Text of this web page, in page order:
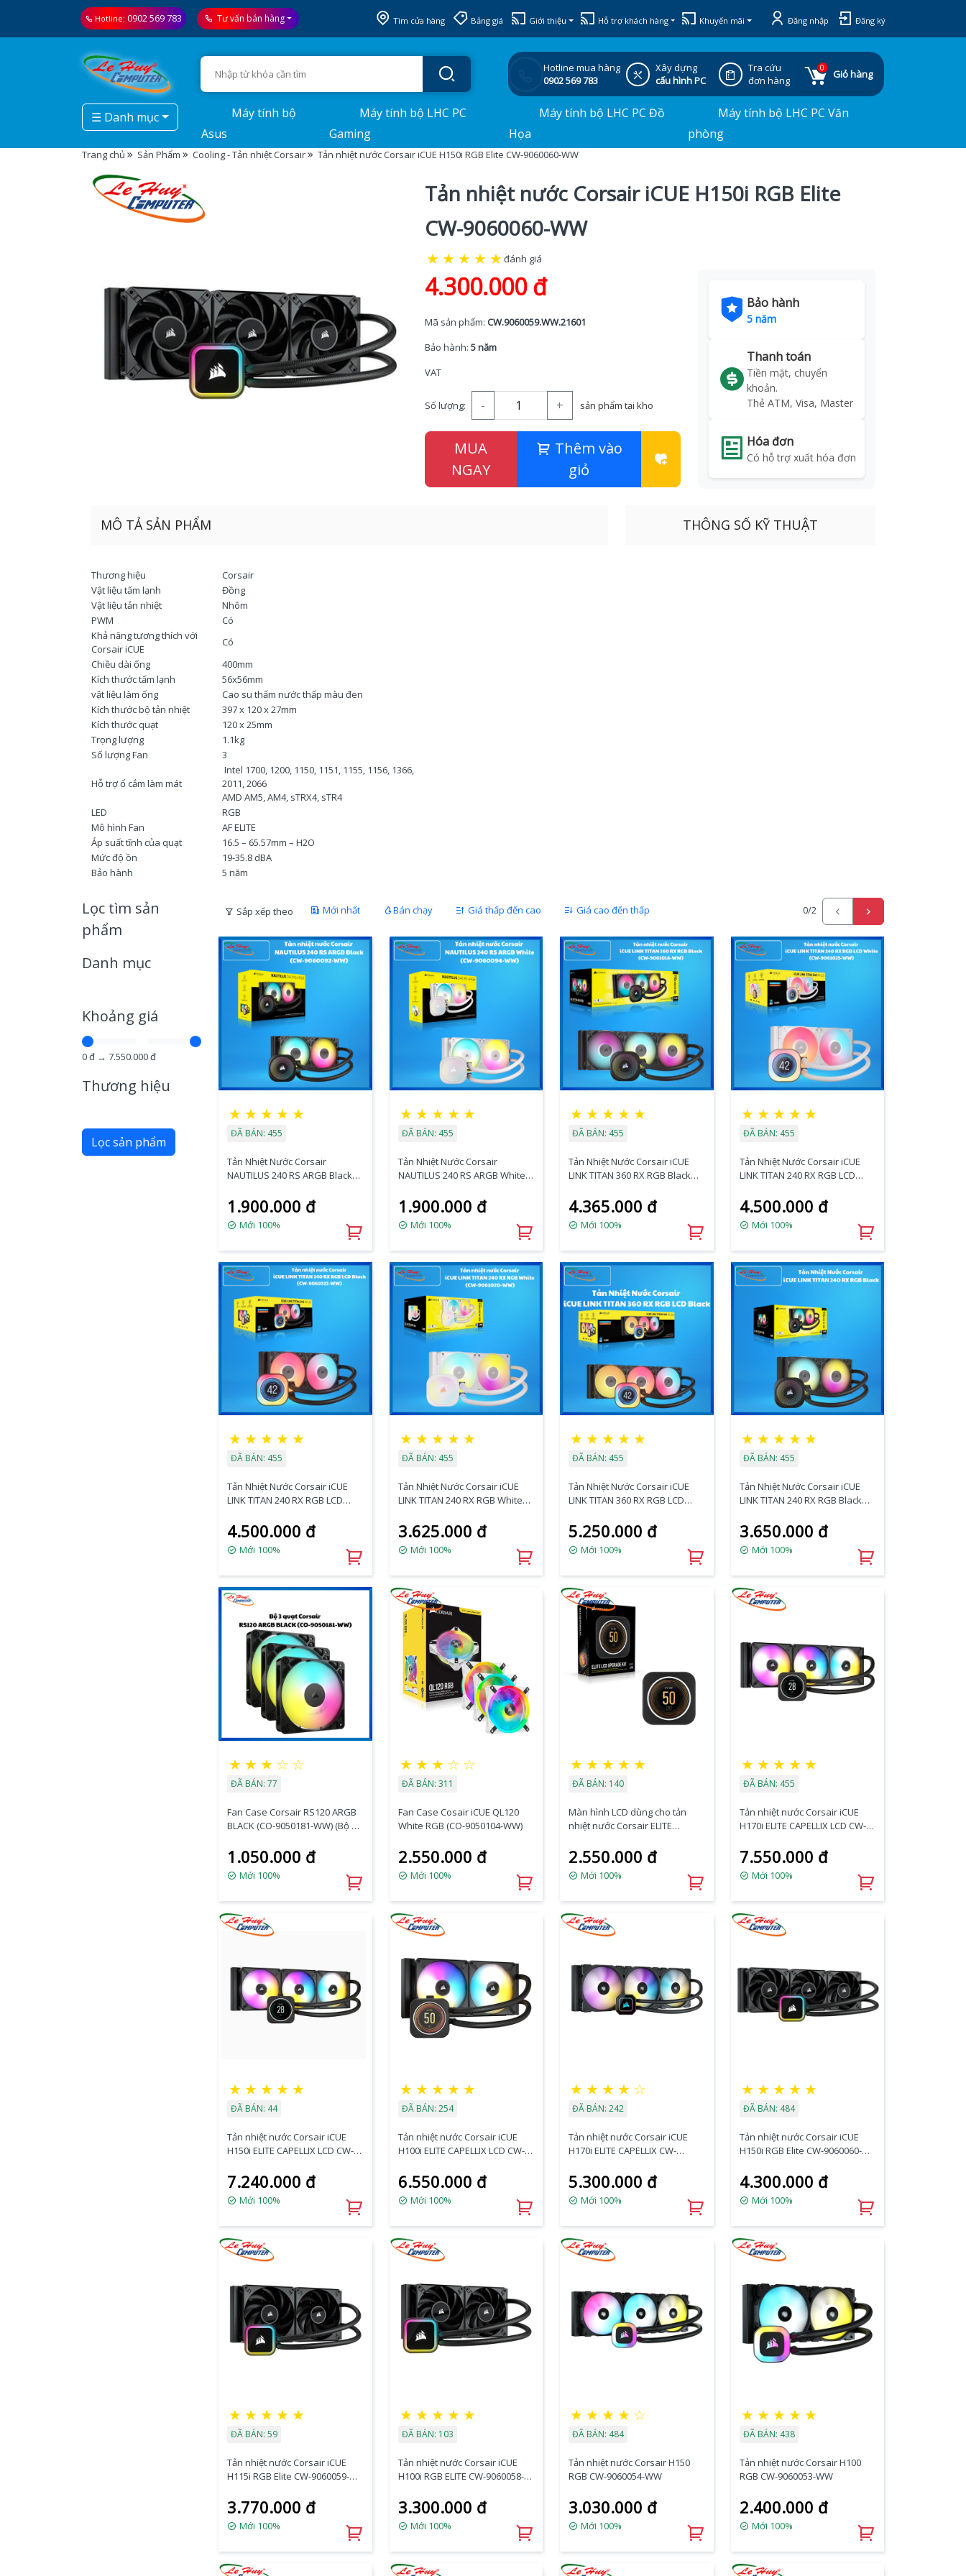
Hotline: 0902 569 783 Tư vấn bán hàng Tìm cửa hàng Bảng giá Giới thiệu Hỗ trợ khách hàng Khuyến mãi Đăng nhập Đăng ký
Hotline mua hàng
0902 569 783
Xây dựng
cấu hình PC
Tra cứu
đơn hàng
0
Giỏ hàng
☰ Danh mục
Máy tính bộ
Asus
Máy tính bộ LHC PC
Gaming
Máy tính bộ LHC PC Đồ
Họa
Máy tính bộ LHC PC Văn
phòng
Trang chủ Sản Phẩm Cooling - Tản nhiệt Corsair Tản nhiệt nước Corsair iCUE H150i RGB Elite CW-9060060-WW
Tản nhiệt nước Corsair iCUE H150i RGB Elite
CW-9060060-WW
★ ★ ★ ★ ★đánh giá
4.300.000 đ
Mã sản phẩm: CW.9060059.WW.21601
Bảo hành: 5 năm
VAT
Số lượng: - + sản phẩm tại kho
MUA
NGAY
Thêm vào
giỏ
Bảo hành
5 năm
Thanh toán
Tiền mặt, chuyển
khoản.
Thẻ ATM, Visa, Master
Hóa đơn
Có hỗ trợ xuất hóa đơn
MÔ TẢ SẢN PHẨM
Thương hiệu
Corsair
Vật liệu tấm lạnh
Đồng
Vật liệu tản nhiệt
Nhôm
PWM
Có
Khả năng tương thích với
Corsair iCUE
Có
Chiều dài ống
400mm
Kích thước tấm lạnh
56x56mm
vật liệu làm ống
Cao su thấm nước thấp màu đen
Kích thước bộ tản nhiệt
397 x 120 x 27mm
Kích thước quạt
120 x 25mm
Trọng lượng
1.1kg
Số lượng Fan
3
Hỗ trợ ổ cắm làm mát
Intel 1700, 1200, 1150, 1151, 1155, 1156, 1366,
2011, 2066
AMD AM5, AM4, sTRX4, sTR4
LED
RGB
Mô hình Fan
AF ELITE
Áp suất tĩnh của quạt
16.5 – 65.57mm – H2O
Mức độ ồn
19-35.8 dBA
Bảo hành
5 năm
THÔNG SỐ KỸ THUẬT
Lọc tìm sản
phẩm
Danh mục
Khoảng giá
0đ → 7.550.000đ
Thương hiệu
Lọc sản phẩm
Sắp xếp theo Mới nhất Bán chạy Giá thấp đến cao Giá cao đến thấp 0/2
★ ★ ★ ★ ★
ĐÃ BÁN: 455
Tản Nhiệt Nước Corsair
NAUTILUS 240 RS ARGB Black
1.900.000 đ
Mới 100%
★ ★ ★ ★ ★
ĐÃ BÁN: 455
Tản Nhiệt Nước Corsair
NAUTILUS 240 RS ARGB White
1.900.000 đ
Mới 100%
★ ★ ★ ★ ★
ĐÃ BÁN: 455
Tản Nhiệt Nước Corsair iCUE
LINK TITAN 360 RX RGB Black
4.365.000 đ
Mới 100%
★ ★ ★ ★ ★
ĐÃ BÁN: 455
Tản Nhiệt Nước Corsair iCUE
LINK TITAN 240 RX RGB LCD
4.500.000 đ
Mới 100%
★ ★ ★ ★ ★
ĐÃ BÁN: 455
Tản Nhiệt Nước Corsair iCUE
LINK TITAN 240 RX RGB LCD
4.500.000 đ
Mới 100%
★ ★ ★ ★ ★
ĐÃ BÁN: 455
Tản Nhiệt Nước Corsair iCUE
LINK TITAN 240 RX RGB White
3.625.000 đ
Mới 100%
★ ★ ★ ★ ★
ĐÃ BÁN: 455
Tản Nhiệt Nước Corsair iCUE
LINK TITAN 360 RX RGB LCD
5.250.000 đ
Mới 100%
★ ★ ★ ★ ★
ĐÃ BÁN: 455
Tản Nhiệt Nước Corsair iCUE
LINK TITAN 240 RX RGB Black
3.650.000 đ
Mới 100%
★ ★ ★ ☆ ☆
ĐÃ BÁN: 77
Fan Case Corsair RS120 ARGB
BLACK (CO-9050181-WW) (Bộ 3
1.050.000 đ
Mới 100%
★ ★ ★ ☆ ☆
ĐÃ BÁN: 311
Fan Case Cosair iCUE QL120
White RGB (CO-9050104-WW)
2.550.000 đ
Mới 100%
★ ★ ★ ★ ★
ĐÃ BÁN: 140
Màn hình LCD dùng cho tản
nhiệt nước Corsair ELITE
2.550.000 đ
Mới 100%
★ ★ ★ ★ ★
ĐÃ BÁN: 455
Tản nhiệt nước Corsair iCUE
H170i ELITE CAPELLIX LCD CW-
7.550.000 đ
Mới 100%
★ ★ ★ ★ ★
ĐÃ BÁN: 44
Tản nhiệt nước Corsair iCUE
H150i ELITE CAPELLIX LCD CW-
7.240.000 đ
Mới 100%
★ ★ ★ ★ ★
ĐÃ BÁN: 254
Tản nhiệt nước Corsair iCUE
H100i ELITE CAPELLIX LCD CW-
6.550.000 đ
Mới 100%
★ ★ ★ ★ ☆
ĐÃ BÁN: 242
Tản nhiệt nước Corsair iCUE
H170i ELITE CAPELLIX CW-
5.300.000 đ
Mới 100%
★ ★ ★ ★ ★
ĐÃ BÁN: 484
Tản nhiệt nước Corsair iCUE
H150i RGB Elite CW-9060060-
4.300.000 đ
Mới 100%
★ ★ ★ ★ ★
ĐÃ BÁN: 59
Tản nhiệt nước Corsair iCUE
H115i RGB Elite CW-9060059-
3.770.000 đ
Mới 100%
★ ★ ★ ★ ★
ĐÃ BÁN: 103
Tản nhiệt nước Corsair iCUE
H100i RGB ELITE CW-9060058-
3.300.000 đ
Mới 100%
★ ★ ★ ★ ☆
ĐÃ BÁN: 484
Tản nhiệt nước Corsair H150
RGB CW-9060054-WW
3.030.000 đ
Mới 100%
★ ★ ★ ★ ★
ĐÃ BÁN: 438
Tản nhiệt nước Corsair H100
RGB CW-9060053-WW
2.400.000 đ
Mới 100%